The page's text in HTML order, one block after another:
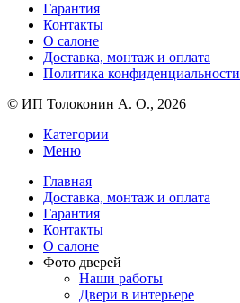
Гарантия
Контакты
О салоне
Доставка, монтаж и оплата
Политика конфиденциальности
© ИП Толоконин А. О., 2026
Категории
Меню
Главная
Доставка, монтаж и оплата
Гарантия
Контакты
О салоне
Фото дверей
Наши работы
Двери в интерьере